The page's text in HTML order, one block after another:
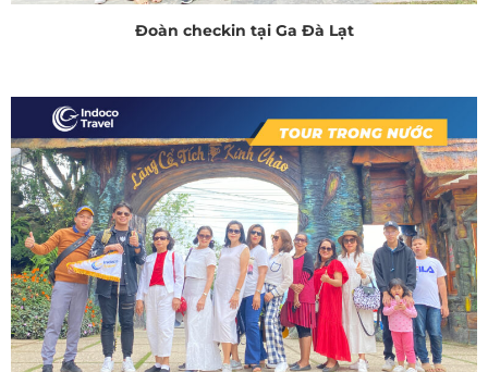
Đoàn checkin tại Ga Đà Lạt